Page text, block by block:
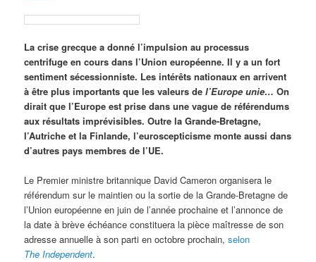
La crise grecque a donné l’impulsion au processus
centrifuge en cours dans l’Union européenne. Il y a un fort
sentiment sécessionniste. Les intérêts nationaux en arrivent
à être plus importants que les valeurs del’Europe unie… On
dirait que l’Europe est prise dans une vague de référendums
aux résultats imprévisibles. Outre la Grande-Bretagne,
l’Autriche et la Finlande, l’euroscepticisme monte aussi dans
d’autres pays membres de l’UE.
Le Premier ministre britannique David Cameron organisera le
référendum sur le maintien ou la sortie de la Grande-Bretagne de
l’Union européenne en juin de l’année prochaine et l’annonce de
la date à brève échéance constituera la pièce maîtresse de son
adresse annuelle à son parti en octobre prochain,selon
The Independent.